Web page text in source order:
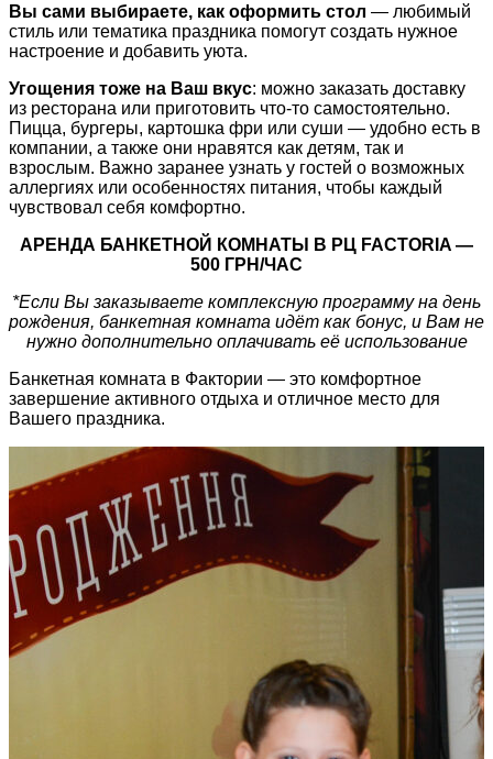
Вы сами выбираете, как оформить стол — любимый
стиль или тематика праздника помогут создать нужное
настроение и добавить уюта.
Угощения тоже на Ваш вкус: можно заказать доставку
из ресторана или приготовить что-то самостоятельно.
Пицца, бургеры, картошка фри или суши — удобно есть в
компании, а также они нравятся как детям, так и
взрослым. Важно заранее узнать у гостей о возможных
аллергиях или особенностях питания, чтобы каждый
чувствовал себя комфортно.
АРЕНДА БАНКЕТНОЙ КОМНАТЫ В РЦ FACTORIA —
500 ГРН/ЧАС
*Если Вы заказываете комплексную программу на день
рождения, банкетная комната идёт как бонус, и Вам не
нужно дополнительно оплачивать её использование
Банкетная комната в Фактории — это комфортное
завершение активного отдыха и отличное место для
Вашего праздника.